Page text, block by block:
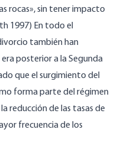
rocas», sin tener impacto
1997) En todo el
también han
posterior a la Segunda
que el surgimiento del
forma parte del régimen
reducción de las tasas de
frecuencia de los